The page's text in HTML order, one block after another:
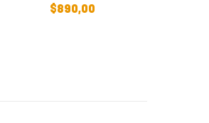
$890,00